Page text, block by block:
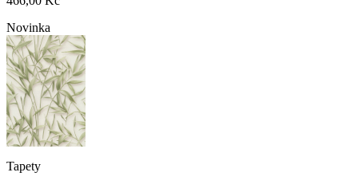
Novinka
Tapety